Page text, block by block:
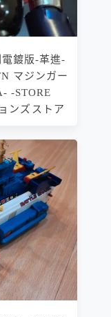
鍍版-革進-
マジンガー
-STORE
ンズストア